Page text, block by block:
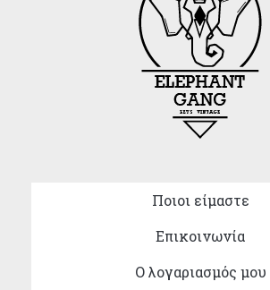
Ποιοι είμαστε
Επικοινωνία
Ο λογαριασμός μου